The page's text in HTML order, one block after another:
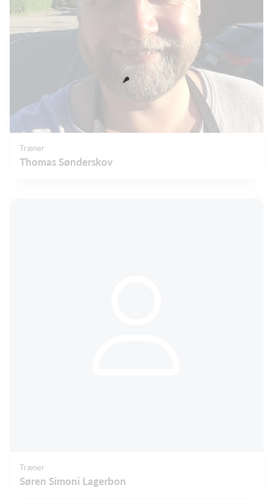
Træner
Thomas Sønderskov
Træner
Søren Simoni Lagerbon